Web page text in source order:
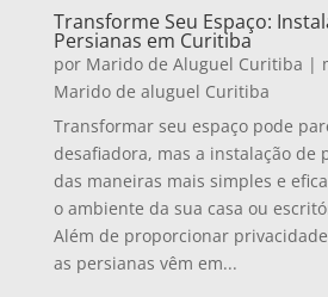
Transforme Seu Espaço:
Persianas em Curitiba
por Marido de Aluguel Curitiba |
Marido de aluguel Curitiba
Transformar seu espaço pode
desafiadora, mas a instalação de
das maneiras mais simples e
o ambiente da sua casa ou
Além de proporcionar
as persianas vêm em...